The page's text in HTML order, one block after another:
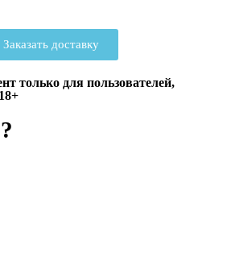
Заказать доставку
только для пользователей,